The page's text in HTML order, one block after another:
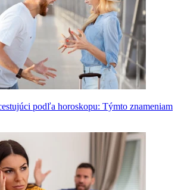
podľa horoskopu: Týmto znameniam